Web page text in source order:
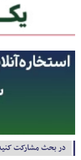
در بحث مشارکت